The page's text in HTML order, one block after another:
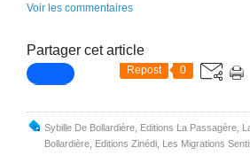
Voir les commentaires
Partager cet article
Repost 0
Sybille De Bollardière Editions La Passagère
Bollardière Editions Zinédi Les Migrations